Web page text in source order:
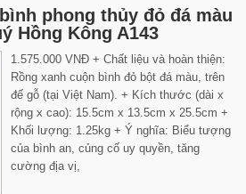
phong thủy đỏ đá màu
Hồng Kông A143
1.575.000 VNĐ + Chất liệu và hoàn thiện:
Rồng xanh cuộn bình đỏ bột đá màu, trên
đế gỗ (tại Việt Nam). + Kích thước (dài x
rộng x cao): 15.5cm x 13.5cm x 25.5cm +
Khối lượng: 1.25kg + Ý nghĩa: Biểu tượng
của bình an, củng cố uy quyền, tăng
cường địa vị,